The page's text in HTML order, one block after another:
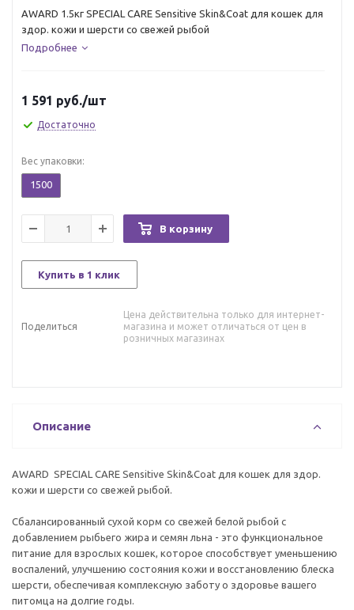
AWARD 1.5кг SPECIAL CARE Sensitive Skin&Coat для кошек для
здор. кожи и шерсти со свежей рыбой
Подробнее
1 591 руб./шт
Достаточно
Вес упаковки:
1500
В корзину
Купить в 1 клик
Поделиться
Цена действительна только для интернет-
магазина и может отличаться от цен в
розничных магазинах
Описание
AWARD SPECIAL CARE Sensitive Skin&Coat для кошек для здор.
кожи и шерсти со свежей рыбой.
Сбалансированный сухой корм со свежей белой рыбой с
добавлением рыбьего жира и семян льна - это функциональное
питание для взрослых кошек, которое способствует уменьшению
воспалений, улучшению состояния кожи и восстановлению блеска
шерсти, обеспечивая комплексную заботу о здоровье вашего
питомца на долгие годы.